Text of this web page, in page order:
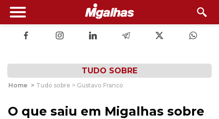
TUDO SOBRE
Home > Tudo sobre > Gustavo Franco
O que saiu em Migalhas sobre